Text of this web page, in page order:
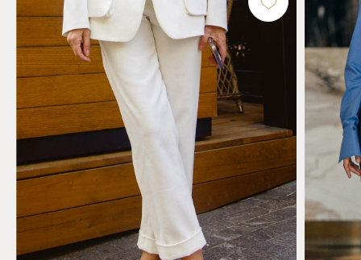
Сотрудничество +7 495 969 55 88
Политика конфиденциальности
Договор оферты
Доставка и возврат
Бутик, Москва, ул. Большая Якиманка, 26
7 (909) 999-69-49
info@vanity-voice.ru
ООО «Вэнити-Войс Фурс»
ОГРН 1167746127757
ИНН 7743138570